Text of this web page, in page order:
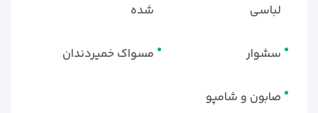
لباسی
شده
سشوار مسواک خمیردندان
صابون و شامپو